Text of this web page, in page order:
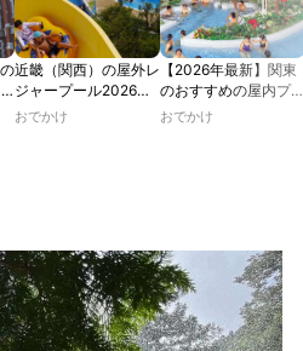
近畿（関西）の屋外レ
ジャープール2026！
ウォータースライダー
おでかけ
【2026年最新】関東
のおすすめの屋内プー
ル人気10選
おでかけ